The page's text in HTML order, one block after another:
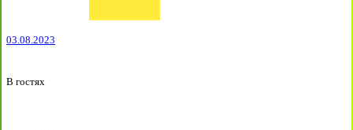
03.08.2023
В гостях